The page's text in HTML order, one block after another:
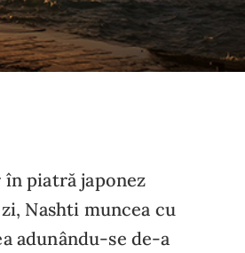
piatră japonez
Nashti muncea cu
adunându-se de-a